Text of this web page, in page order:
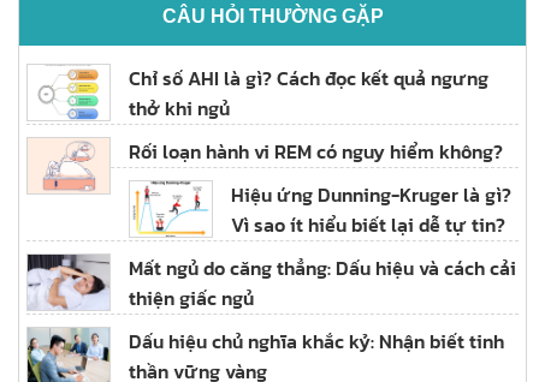
CÂU HỎI THƯỜNG GẶP
Chỉ số AHI là gì? Cách đọc kết quả ngưng
thở khi ngủ
Rối loạn hành vi REM có nguy hiểm không?
Hiệu ứng Dunning-Kruger là gì?
Vì sao ít hiểu biết lại dễ tự tin?
Mất ngủ do căng thẳng: Dấu hiệu và cách cải
thiện giấc ngủ
Dấu hiệu chủ nghĩa khắc kỷ: Nhận biết tinh
thần vững vàng